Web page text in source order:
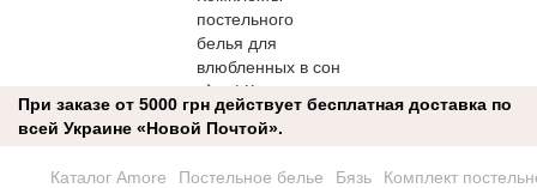
При заказе от 5000 грн действует бесплатная доставка по
всей Украине «Новой Почтой».
Каталог Amore Постельное белье Бязь Комплект